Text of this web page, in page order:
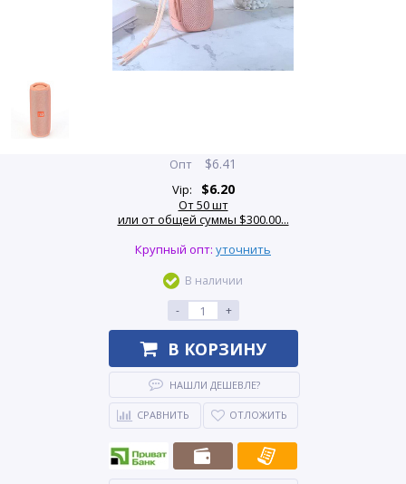
Опт $6.41
Vip: $6.20
От 50 шт
или от общей суммы $300.00...
Крупный опт: уточнить
В наличии
-
+
В КОРЗИНУ
НАШЛИ ДЕШЕВЛЕ?
СРАВНИТЬ ОТЛОЖИТЬ